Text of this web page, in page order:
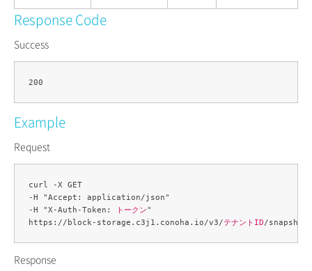
Response Code
Success
Example
Request
curl -X GET
-H "Accept: application/json"
-H "X-Auth-Token:
トークン"
https://block-storage.c3j1.conoha.io/v3/テナントID/
Response